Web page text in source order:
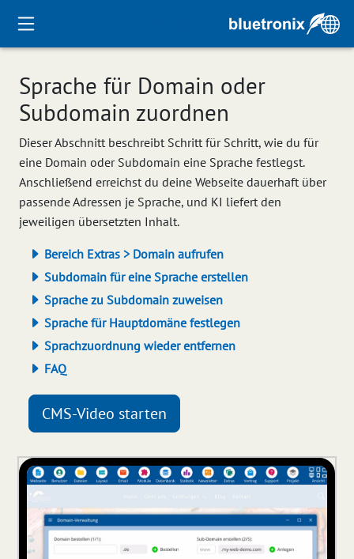
Sprache für Domain oder
Subdomain zuordnen
Dieser Abschnitt beschreibt Schritt für Schritt, wie du für
eine Domain oder Subdomain eine Sprache festlegst.
Anschließend erreichst du deine Webseite dauerhaft über
passende Adressen je Sprache, und KI liefert den
jeweiligen übersetzten Inhalt.
Bereich Extras > Domain aufrufen
Subdomain für eine Sprache erstellen
Sprache zu Subdomain zuweisen
Sprache für Hauptdomäne festlegen
Sprachzuordnung wieder entfernen
FAQ
CMS-Video starten